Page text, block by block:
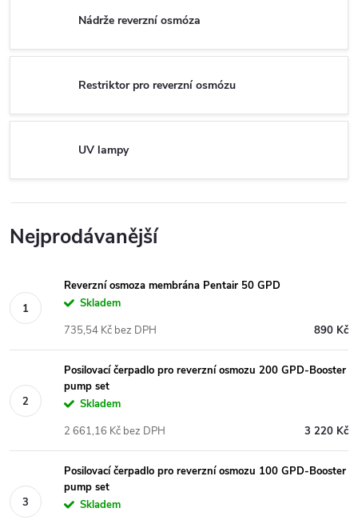
Nádrže reverzní osmóza
Restriktor pro reverzní osmózu
UV lampy
Nejprodávanější
Reverzní osmoza membrána Pentair 50 GPD
Skladem
890 Kč
735,54 Kč bez DPH
Posilovací čerpadlo pro reverzní osmozu 200 GPD-Booster
pump set
Skladem
3 220 Kč
2 661,16 Kč bez DPH
Posilovací čerpadlo pro reverzní osmozu 100 GPD-Booster
pump set
Skladem